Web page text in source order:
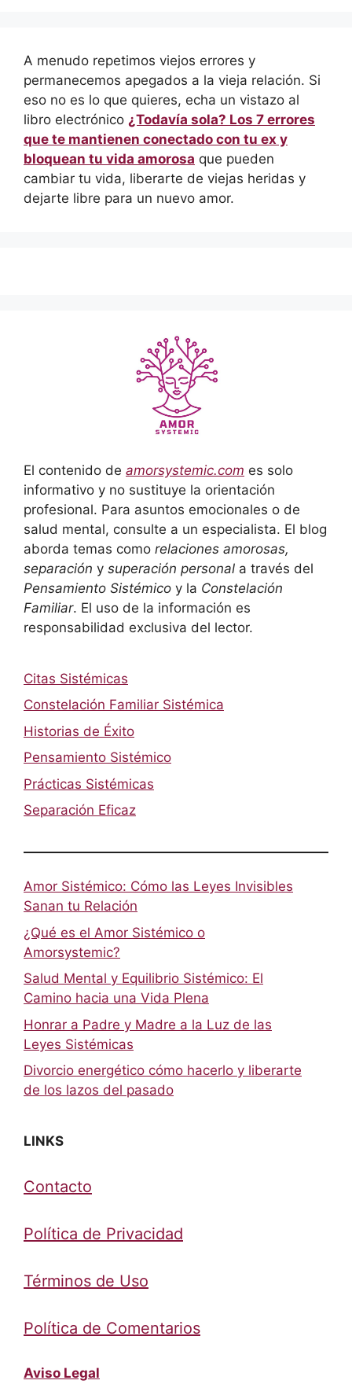
A menudo repetimos viejos errores y
permanecemos apegados a la vieja relación. Si
eso no es lo que quieres, echa un vistazo al
libro electrónico ¿Todavía sola? Los 7 errores
que te mantienen conectado con tu ex y
bloquean tu vida amorosa que pueden
cambiar tu vida, liberarte de viejas heridas y
dejarte libre para un nuevo amor.
El contenido de amorsystemic.com es solo
informativo y no sustituye la orientación
profesional. Para asuntos emocionales o de
salud mental, consulte a un especialista. El blog
aborda temas como relaciones amorosas,
separación y superación personal a través del
Pensamiento Sistémico y la Constelación
Familiar. El uso de la información es
responsabilidad exclusiva del lector.
Citas Sistémicas
Constelación Familiar Sistémica
Historias de Éxito
Pensamiento Sistémico
Prácticas Sistémicas
Separación Eficaz
Amor Sistémico: Cómo las Leyes Invisibles
Sanan tu Relación
¿Qué es el Amor Sistémico o
Amorsystemic?
Salud Mental y Equilibrio Sistémico: El
Camino hacia una Vida Plena
Honrar a Padre y Madre a la Luz de las
Leyes Sistémicas
Divorcio energético cómo hacerlo y liberarte
de los lazos del pasado
LINKS
Contacto
Política de Privacidad
Términos de Uso
Política de Comentarios
Aviso Legal